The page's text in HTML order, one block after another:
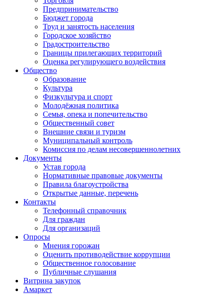
Предпринимательство
Бюджет города
Труд и занятость населения
Городское хозяйство
Градостроительство
Границы прилегающих территорий
Оценка регулирующего воздействия
Общество
Образование
Культура
Физкультура и спорт
Молодёжная политика
Семья, опека и попечительство
Общественный совет
Внешние связи и туризм
Муниципальный контроль
Комиссия по делам несовершеннолетних
Документы
Устав города
Нормативные правовые документы
Правила благоустройства
Открытые данные, перечень
Контакты
Телефонный справочник
Для граждан
Для организаций
Опросы
Мнения горожан
Оценить противодействие коррупции
Общественное голосование
Публичные слушания
Витрина закупок
Амаркет